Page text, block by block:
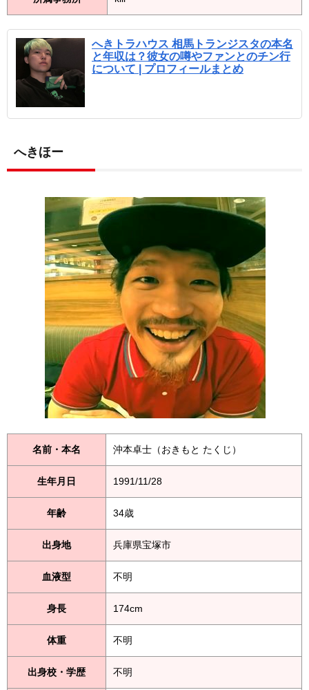
へきトラハウス 相馬トランジスタの本名
と年収は？彼女の噂やファンとのチン行
について | プロフィールまとめ
へきほー
名前・本名 沖本卓士（おきもと たくじ）
生年月日 1991/11/28
年齢 34歳
出身地 兵庫県宝塚市
血液型 不明
身長 174cm
体重 不明
出身校・学歴 不明